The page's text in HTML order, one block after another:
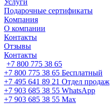
Услуги
Подарочные сертификаты
Компания
О компании
Контакты
Отзывы
Контакты
+7 800 775 38 65
+7 800 775 38 65 Бесплатный
+7 495 641 89 21 Отдел продаж
+7 903 685 38 55 WhatsApp
+7 903 685 38 55 Max